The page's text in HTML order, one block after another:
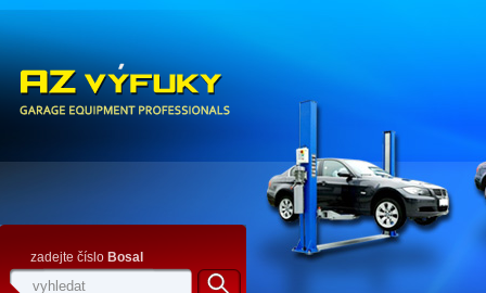
zadejte číslo Bosal